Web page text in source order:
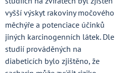
vyšší výskyt rakoviny močového
měchýře a potenciace účinků
jiných karcinogenních látek. Dle
studií prováděných na
diabeticích bylo zjištěno, že